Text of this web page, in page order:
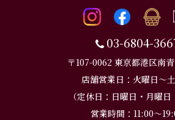
03-6804-
〒107-0062 東京都港区南
店舗営業日：火曜日～
（定休日：日曜日・月曜日
営業時間：11:00～